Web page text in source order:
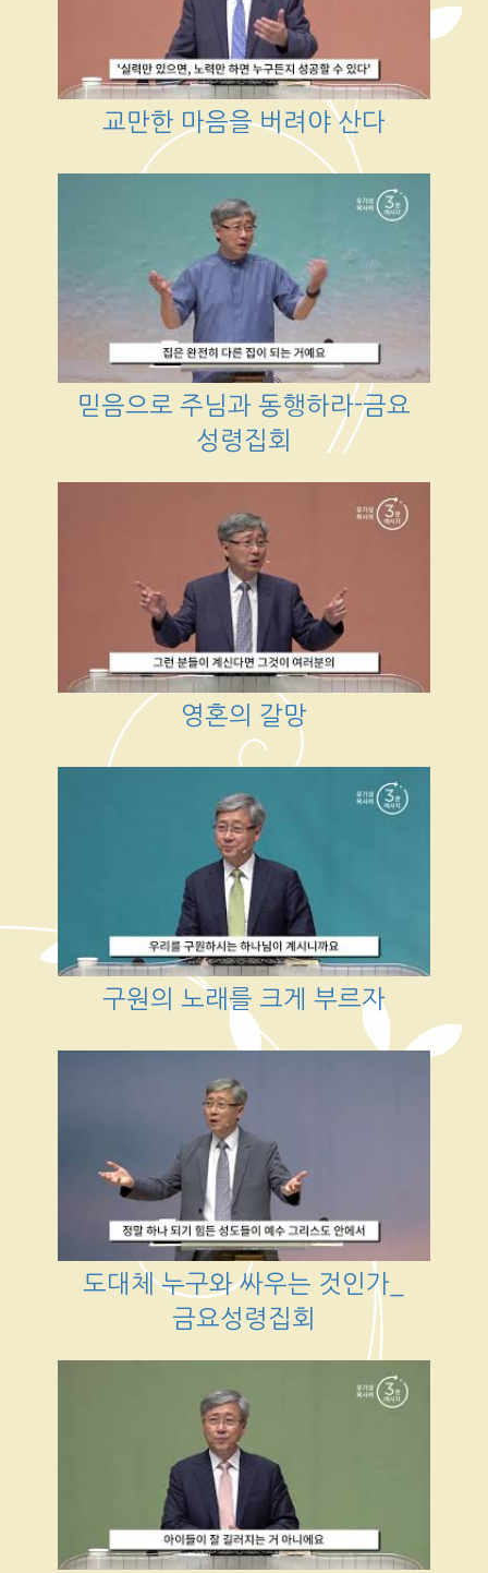
교만한 마음을 버려야 산다
믿음으로 주님과 동행하라-금요
성령집회
영혼의 갈망
구원의 노래를 크게 부르자
도대체 누구와 싸우는 것인가_
금요성령집회